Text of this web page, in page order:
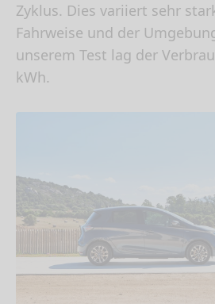
Zyklus. Dies variiert sehr
Fahrweise und der
unserem Test lag der
kWh.